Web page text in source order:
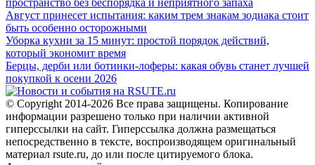
Август принесет испытания: каким трем знакам зодиака стоит
быть особенно осторожными
Уборка кухни за 15 минут: простой порядок действий,
который экономит время
Берцы, дерби или ботинки-лоферы: какая обувь станет лучшей
покупкой к осени 2026
© Copyright 2014-2026 Все права защищены. Копирование
информации разрешено только при наличии активной
гиперссылки на сайт. Гиперссылка должна размещаться
непосредственно в тексте, воспроизводящем оригинальный
материал rsute.ru, до или после цитируемого блока.